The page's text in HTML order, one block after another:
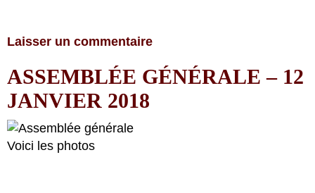
Laisser un commentaire
ASSEMBLÉE GÉNÉRALE – 12
JANVIER 2018
Voici les photos